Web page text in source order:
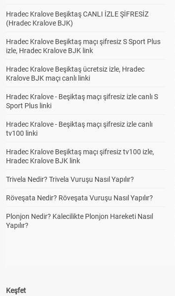
Hradec Kralove Beşiktaş CANLI İZLE ŞİFRESİZ
(Hradec Kralove BJK)
Hradec Kralove Beşiktaş maçı şifresiz S Sport Plus
izle, Hradec Kralove BJK link
Hradec Kralove Beşiktaş ücretsiz izle, Hradec
Kralove BJK maçı canlı linki
Hradec Kralove - Beşiktaş maçı şifresiz izle canlı S
Sport Plus linki
Hradec Kralove - Beşiktaş maçı şifresiz izle canlı
tv100 linki
Hradec Kralove Beşiktaş maçı şifresiz tv100 izle,
Hradec Kralove BJK link
Trivela Nedir? Trivela Vuruşu Nasıl Yapılır?
Röveşata Nedir? Röveşata Vuruşu Nasıl Yapılır?
Plonjon Nedir? Kalecilikte Plonjon Hareketi Nasıl
Yapılır?
Keşfet